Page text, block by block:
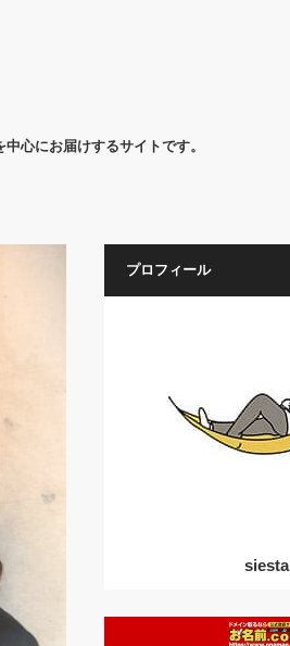
心にお届けするサイトです。
プロフィール
siesta